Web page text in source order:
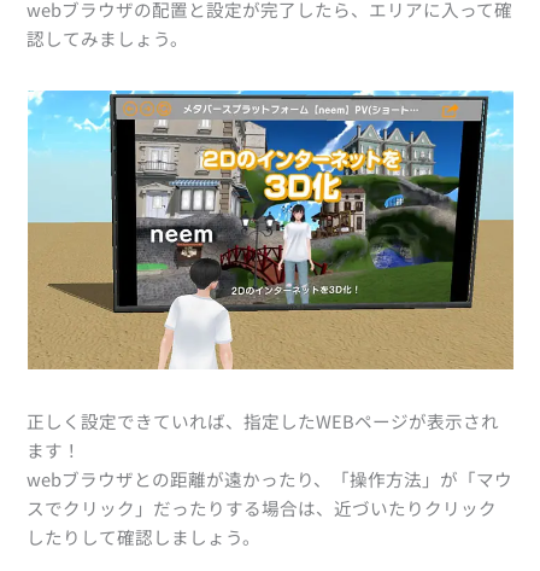
webブラウザの配置と設定が完了したら、エリアに入って確
認してみましょう。
正しく設定できていれば、指定したWEBページが表示され
ます！
webブラウザとの距離が遠かったり、「操作方法」が「マウ
スでクリック」だったりする場合は、近づいたりクリック
したりして確認しましょう。